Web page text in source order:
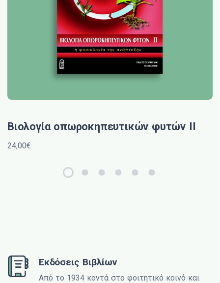
Βιολογία οπωροκηπευτικών φυτών IΙ
24,00€
Εκδόσεις Βιβλίων
Από το 1934 κοντά στο φοιτητικό κοινό και